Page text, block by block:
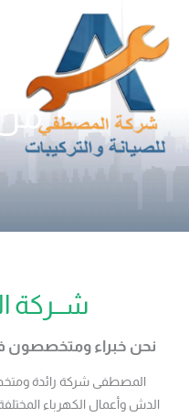
المحتوى
شــركة
نحن خبراء ومتخصصون
المصطفى شركة رائدة
الدش وأعمال الكهرباء